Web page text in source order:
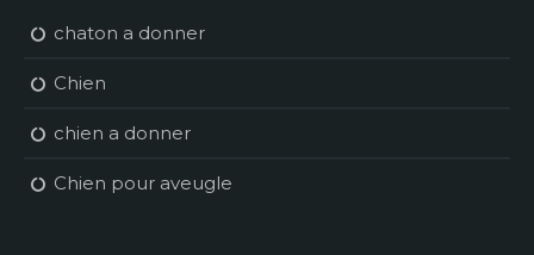
chaton a donner
Chien
chien a donner
Chien pour aveugle